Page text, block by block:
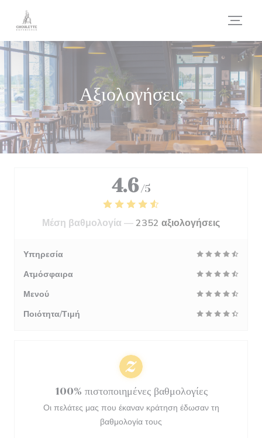
Πίνακας διαχείρισης "Μπισκότων" (Cookies)
Αξιολογήσεις
4.6 /5
Μέση βαθμολογία —2352 αξιολογήσεις
Υπηρεσία
Ατμόσφαιρα
Μενού
Ποιότητα/Τιμή
100% πιστοποιημένες βαθμολογίες
Οι πελάτες μας που έκαναν κράτηση έδωσαν τη
βαθμολογία τους